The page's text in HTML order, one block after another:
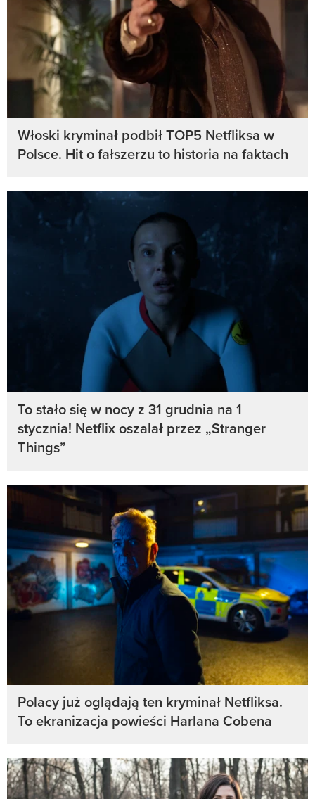
Włoski kryminał podbił TOP5 Netfliksa w
Polsce. Hit o fałszerzu to historia na faktach
To stało się w nocy z 31 grudnia na 1
stycznia! Netflix oszalał przez „Stranger
Things”
Polacy już oglądają ten kryminał Netfliksa.
To ekranizacja powieści Harlana Cobena